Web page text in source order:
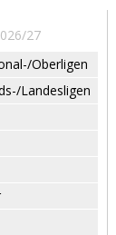
27
Oberligen
Landesligen